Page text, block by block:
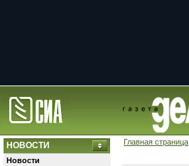
Главная страница
НОВОСТИ
Новости